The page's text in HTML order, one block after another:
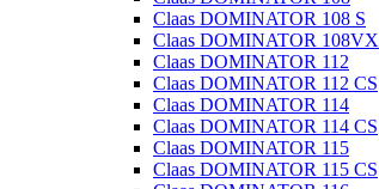
Claas DOMINATOR 108 S
Claas DOMINATOR 108VX
Claas DOMINATOR 112
Claas DOMINATOR 112 CS
Claas DOMINATOR 114
Claas DOMINATOR 114 CS
Claas DOMINATOR 115
Claas DOMINATOR 115 CS